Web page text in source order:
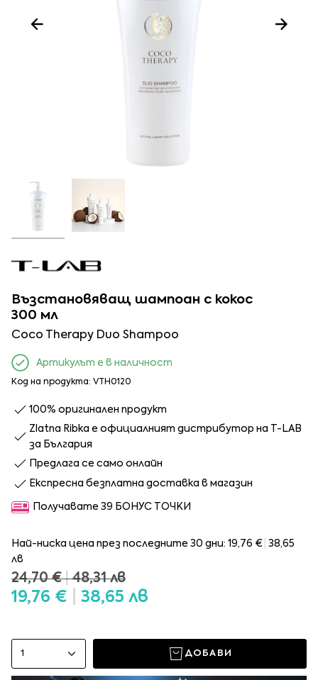
Възстановяващ шампоан с кокос
300 мл
Coco Therapy Duo Shampoo
Артикулът е в наличност
Код на продукта: VTH0120
100% оригинален продукт
Zlatna Ribka е официалният дистрибутор на T-LAB
за България
Предлага се само онлайн
Експресна безплатна доставка в магазин
Получавате 39 БОНУС ТОЧКИ
Най-ниска цена през последните 30 дни: 19,76 €
38,65
лв
Редовна
цена
24,70 €|48,31 лв
19,76 € 38,65 лв
1 ДОБАВИ